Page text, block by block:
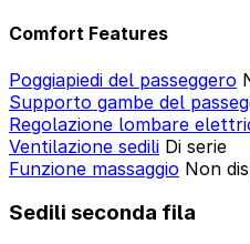
Comfort Features
Poggiapiedi del passeggero
Supporto gambe del
Regolazione lombare
Ventilazione sedili Di serie
Funzione massaggio Non
Sedili seconda fila